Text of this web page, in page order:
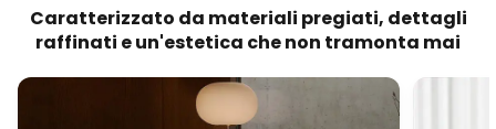
Caratterizzato da materiali pregiati, dettagli
raffinati e un'estetica che non tramonta mai